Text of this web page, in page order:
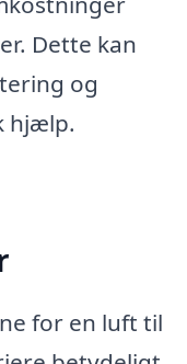
Dette kan
og
hjælp.
for en luft til